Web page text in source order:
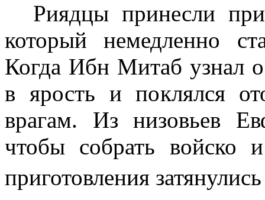
Риядцы принесли
который немедлен­но
Когда Ибн Митаб узнал
в ярость и поклялся
врагам. Из низовьев
чтобы собрать вой­ско
приготовления